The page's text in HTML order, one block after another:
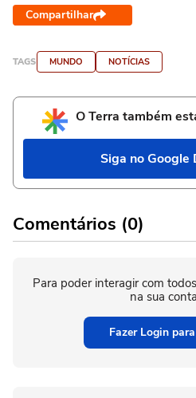
Compartilhar
TAGS MUNDO NOTÍCIAS
O Terra também
Siga no Google
Comentários (0)
Para poder interagir com
na sua
Fazer Login